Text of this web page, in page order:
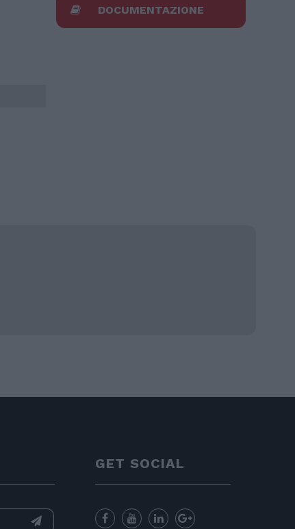
DOCUMENTAZIONE
GET SOCIAL